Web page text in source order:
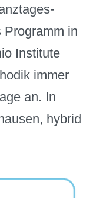
Programm in
Institute
immer
an. In
hybrid